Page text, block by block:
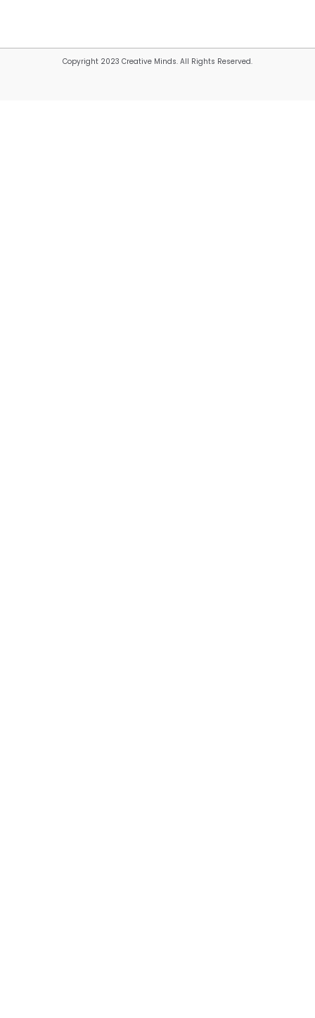
Copyright 2023 Creative Minds. All Rights Reserved.